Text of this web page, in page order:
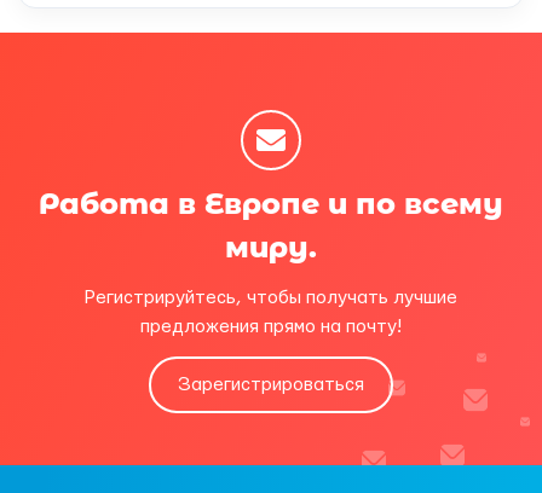
Работа в Европе и по всему
миру.
Регистрируйтесь, чтобы получать лучшие
предложения прямо на почту!
Зарегистрироваться